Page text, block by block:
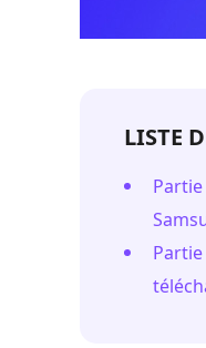
LISTE